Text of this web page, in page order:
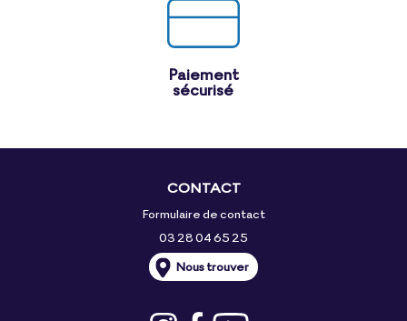
Paiement
sécurisé
CONTACT
Formulaire de contact
03 28 04 65 25
Nous trouver